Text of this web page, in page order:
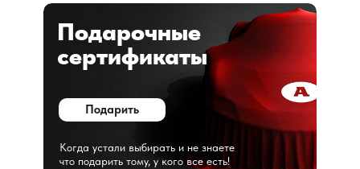
Подарочные
сертификаты
Когда устали выбирать и не знаете
что подарить тому, у кого все есть!
Подарить